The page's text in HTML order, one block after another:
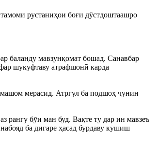
рустаниҳои боғи дӯстдоштаашро
баланду мавзунқомат бошад. Санавбар
шукуфтаву атрафшонӣ карда
машом мерасид. Атргул ба подшоҳ чунин
рангу бӯи ман буд. Вақте ту дар ин мавзеъ
ба дигаре ҳасад бурдаву кӯшиш